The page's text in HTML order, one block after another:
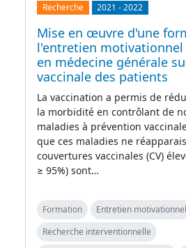
Recherche 2021 -2022
Mise en œuvre d'une
l'entretien motivationnel
en médecine générale
vaccinale des patients
La vaccination a permis de
la morbidité en contrôlant de
maladies à prévention
que ces maladies ne
couvertures vaccinales (CV)
≥ 95%) sont…
Formation
Entretien motivationnel
Recherche interventionnelle